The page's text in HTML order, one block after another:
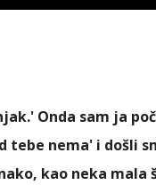
Onda sam ja
tebe nema' i došli
kao neka mala